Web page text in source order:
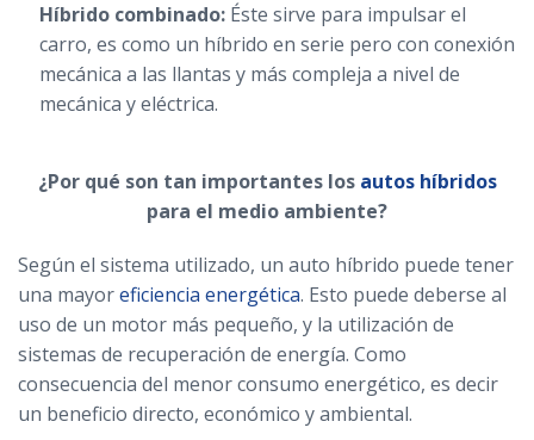
Híbrido combinado:Éste sirve para impulsar el
carro, es como un híbrido en serie pero con conexión
mecánica a las llantas y más compleja a nivel de
mecánica y eléctrica.
¿Por qué son tan importantes los autos híbridos
para el medio ambiente?
Según el sistema utilizado, un auto híbrido puede tener
una mayoreficiencia energética. Esto puede deberse al
uso de un motor más pequeño, y la utilización de
sistemas de recuperación de energía. Como
consecuencia del menor consumo energético, es decir
un beneficio directo, económico y ambiental.